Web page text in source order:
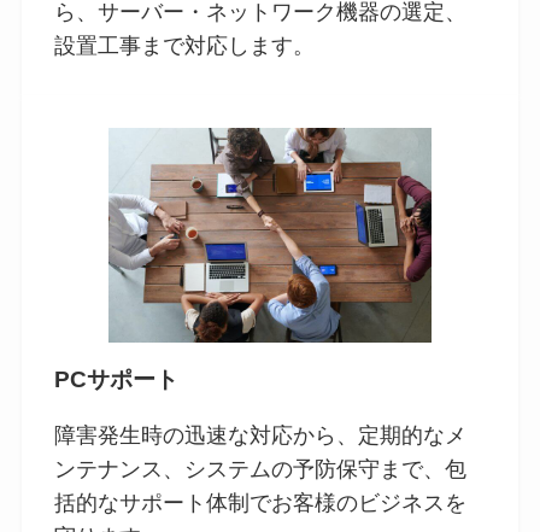
ら、サーバー・ネットワーク機器の選定、
設置工事まで対応します。
PCサポート
障害発生時の迅速な対応から、定期的なメ
ンテナンス、システムの予防保守まで、包
括的なサポート体制でお客様のビジネスを